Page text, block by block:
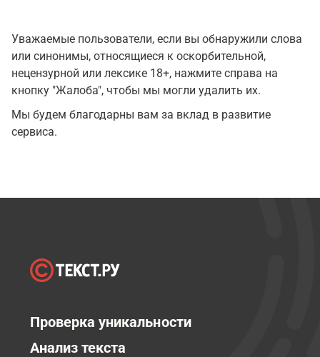
Уважаемые пользователи, если вы обнаружили слова
или синонимы, относящиеся к оскорбительной,
нецензурной или лексике 18+, нажмите справа на
кнопку "Жалоба", чтобы мы могли удалить их.
Мы будем благодарны вам за вклад в развитие
сервиса.
Проверка уникальности
Анализ текста